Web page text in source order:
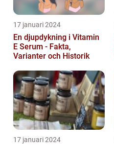
17 januari 2024
En djupdykning i Vitamin
E Serum - Fakta,
Varianter och Historik
17 januari 2024